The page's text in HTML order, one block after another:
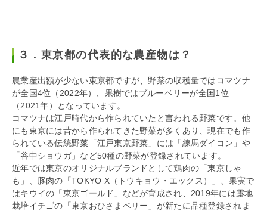
３．東京都の代表的な農産物は？
農業産出額が少ない東京都ですが、野菜の収穫量ではコマツナ
が全国4位（2022年）、果樹ではブルーベリーが全国1位
（2021年）となっています。
コマツナは江戸時代から作られていたと言われる野菜です。他
にも東京には昔から作られてきた野菜が多くあり、現在でも作
られている伝統野菜「江戸東京野菜」には「練馬ダイコン」や
「谷中ショウガ」など50種の野菜が登録されています。
近年では東京のオリジナルブランドとして鶏肉の「東京しゃ
も」、豚肉の「TOKYO X（トウキョウ・エックス）」、果実で
はキウイの「東京ゴールド」などが育成され、2019年には露地
栽培イチゴの「東京おひさまベリー」が新たに品種登録されま